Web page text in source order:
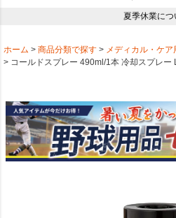
夏季休業につ
ホーム 商品分類で探す メディカル・ケア
コールドスプレー 490ml/1本 冷却スプレー